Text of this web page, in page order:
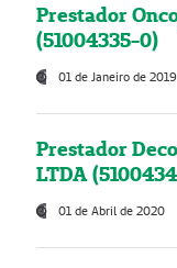
Prestador
(51004335-0)
01 de Janeiro de 2019
Prestador
LTDA
01 de Abril de 2020